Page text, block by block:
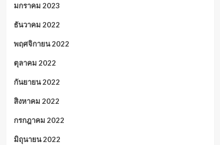
มกราคม 2023
ธันวาคม 2022
พฤศจิกายน 2022
ตุลาคม 2022
กันยายน 2022
สิงหาคม 2022
กรกฎาคม 2022
มิถุนายน 2022